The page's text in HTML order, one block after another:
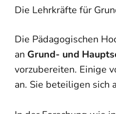
Die Lehrkräfte für
Die Pädagogischen
an Grund- und
vorzubereiten. Einige
an. Sie beteiligen sich